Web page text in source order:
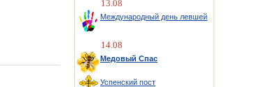
13.08
Международный день левшей
14.08
Медовый Спас
Успенский пост